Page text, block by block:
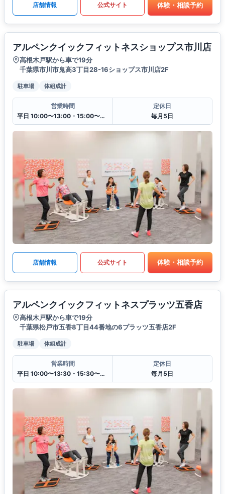
店舗情報 公式サイト 体験・相談予約
アルペンクイックフィットネスショップス市川店
高根木戸駅から車で19分
千葉県市川市鬼高3丁目28-16ショップス市川店2F
駐車場 体組成計
営業時間
平日 10:00〜13:00・15:00〜20:00
定休日
毎月5日
店舗情報 公式サイト 体験・相談予約
アルペンクイックフィットネスプラッツ五香店
高根木戸駅から車で19分
千葉県松戸市五香8丁目44番地の6プラッツ五香店2F
駐車場 体組成計
営業時間
平日 10:00〜13:30・15:30〜20:00
定休日
毎月5日